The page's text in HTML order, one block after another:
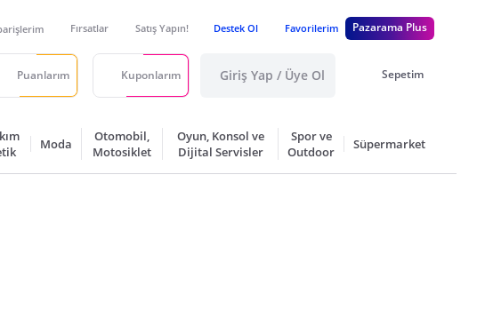
Fırsatlar Satış Yapın! Destek Ol Favorilerim Pazarama Plus
Puanlarım Kuponlarım Giriş Yap / Üye Ol Sepetim
Moda
Otomobil,
Motosiklet
Oyun, Konsol ve
Dijital Servisler
Spor ve
Outdoor
Süpermarket